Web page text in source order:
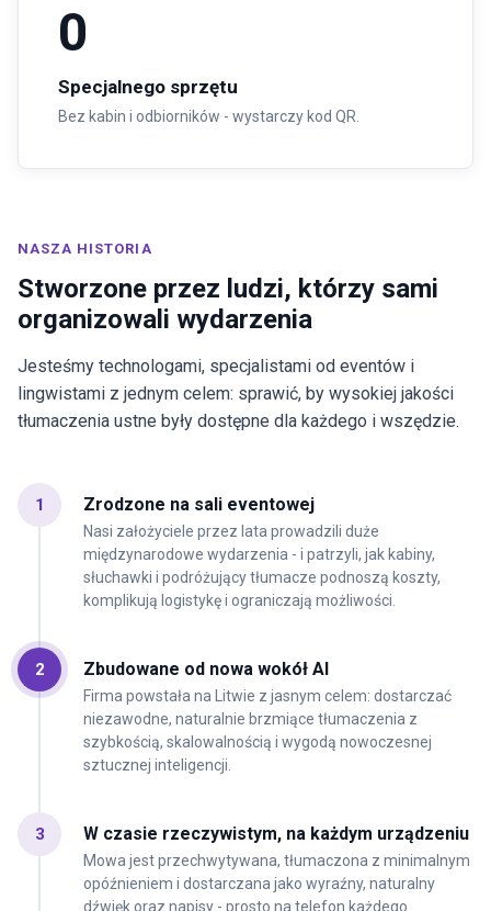
0
Specjalnego sprzętu
Bez kabin i odbiorników - wystarczy kod QR.
NASZA HISTORIA
Stworzone przez ludzi, którzy sami
organizowali wydarzenia
Jesteśmy technologami, specjalistami od eventów i
lingwistami z jednym celem: sprawić, by wysokiej jakości
tłumaczenia ustne były dostępne dla każdego i wszędzie.
1 Zrodzone na sali eventowej
Nasi założyciele przez lata prowadzili duże
międzynarodowe wydarzenia - i patrzyli, jak kabiny,
słuchawki i podróżujący tłumacze podnoszą koszty,
komplikują logistykę i ograniczają możliwości.
2 Zbudowane od nowa wokół AI
Firma powstała na Litwie z jasnym celem: dostarczać
niezawodne, naturalnie brzmiące tłumaczenia z
szybkością, skalowalnością i wygodą nowoczesnej
sztucznej inteligencji.
3 W czasie rzeczywistym, na każdym urządzeniu
Mowa jest przechwytywana, tłumaczona z minimalnym
opóźnieniem i dostarczana jako wyraźny, naturalny
dźwięk oraz napisy - prosto na telefon każdego